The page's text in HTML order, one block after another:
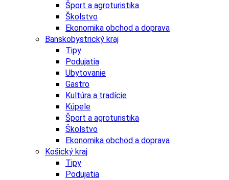
Šport a agroturistika
Školstvo
Ekonomika obchod a doprava
Banskobystrický kraj
Tipy
Podujatia
Ubytovanie
Gastro
Kultúra a tradície
Kúpele
Šport a agroturistika
Školstvo
Ekonomika obchod a doprava
Košický kraj
Tipy
Podujatia